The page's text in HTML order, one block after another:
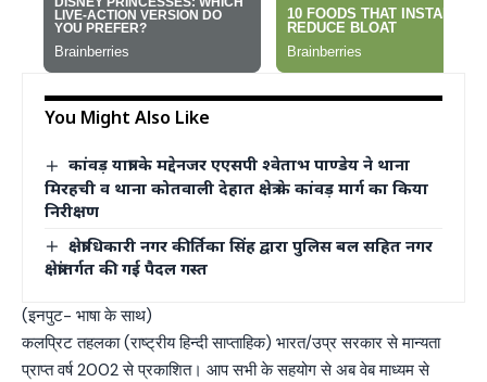
You Might Also Like
कांवड़ यात्रा के मद्देनजर एएसपी श्वेताभ पाण्डेय ने थाना
मिरहची व थाना कोतवाली देहात क्षेत्र के कांवड़ मार्ग का किया
निरीक्षण
क्षेत्राधिकारी नगर कीर्तिका सिंह द्वारा पुलिस बल सहित नगर
क्षेत्रांतर्गत की गई पैदल गस्त
(इनपुट- भाषा के साथ)
कलप्रिट तहलका (राष्ट्रीय हिन्दी साप्ताहिक) भारत/उप्र सरकार से मान्यता
प्राप्त वर्ष 2002 से प्रकाशित। आप सभी के सहयोग से अब वेब माध्यम से